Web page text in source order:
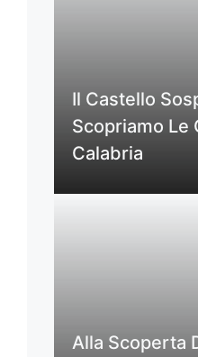
Il Castello
Scopriamo Le
Calabria
Alla Scoperta